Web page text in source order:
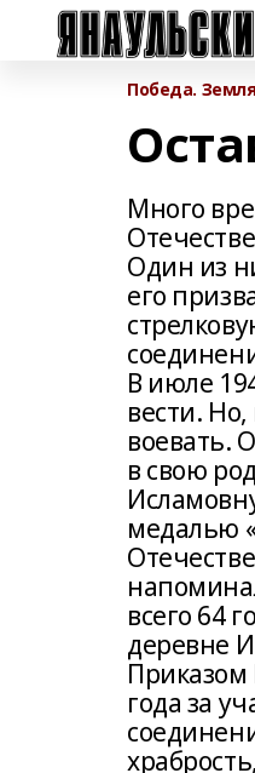
Победа.
Много
Один из
его
В июле
вести.
воевать.
в свою
медалью
всего 64
деревне
Приказом
года за